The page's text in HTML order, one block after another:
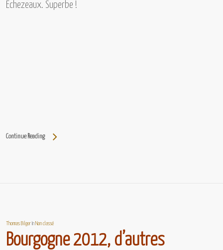
Echezeaux. Superbe !
Continue Reading
Thomas Bilger InNon classé
Bourgogne 2012, d’autres